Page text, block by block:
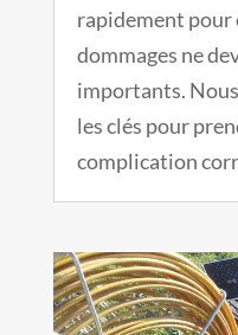
rapidement pour
dommages ne
importants.
les clés pour
complication